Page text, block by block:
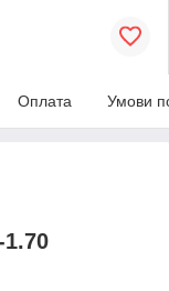
Оплата Умови